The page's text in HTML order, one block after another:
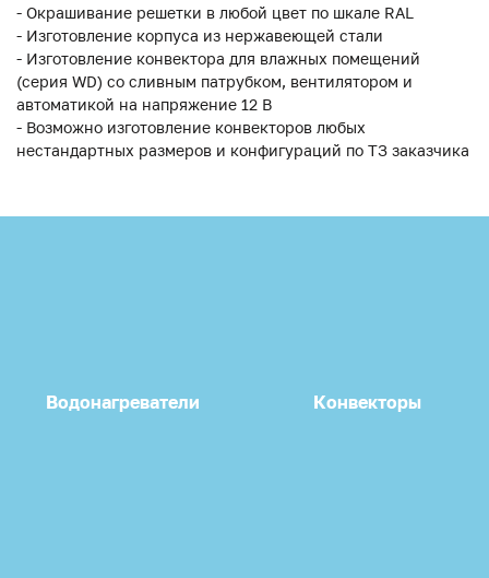
- Окрашивание решетки в любой цвет по шкале RAL
- Изготовление корпуса из нержавеющей стали
- Изготовление конвектора для влажных помещений
(серия WD) со сливным патрубком, вентилятором и
автоматикой на напряжение 12 В
- Возможно изготовление конвекторов любых
нестандартных размеров и конфигураций по ТЗ заказчика
Водонагреватели Конвекторы